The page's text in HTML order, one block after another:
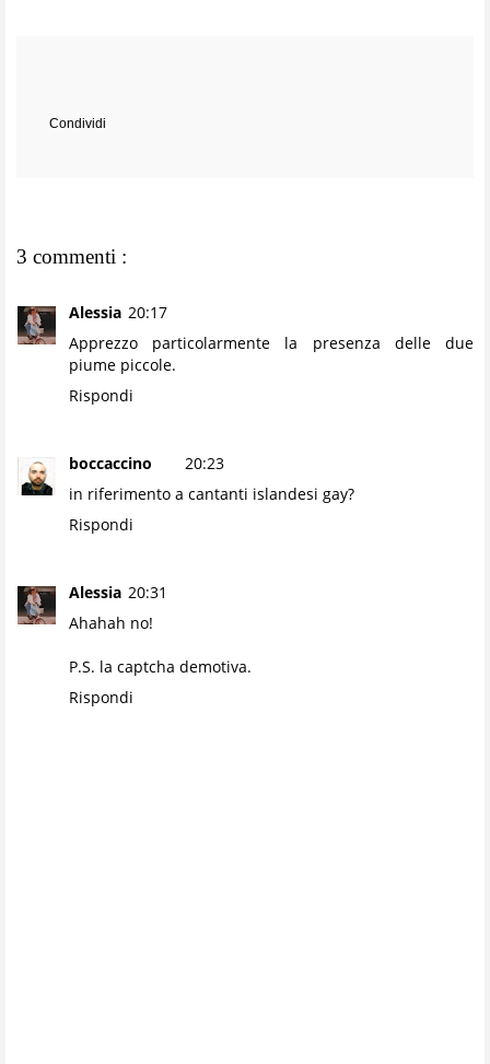
Condividi
3 commenti :
Alessia 20:17
Apprezzo particolarmente la presenza delle due
piume piccole.
Rispondi
boccaccino
20:23
in riferimento a cantanti islandesi gay?
Rispondi
Alessia 20:31
Ahahah no!
P.S. la captcha demotiva.
Rispondi